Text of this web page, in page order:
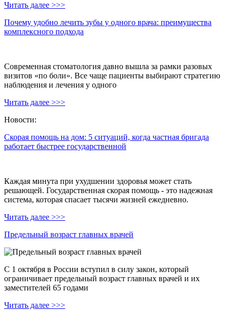
Читать далее >>>
Почему удобно лечить зубы у одного врача: преимущества
комплексного подхода
Современная стоматология давно вышла за рамки разовых
визитов «по боли». Все чаще пациенты выбирают стратегию
наблюдения и лечения у одного
Читать далее >>>
Новости:
Скорая помощь на дом: 5 ситуаций, когда частная бригада
работает быстрее государственной
Каждая минута при ухудшении здоровья может стать
решающей. Государственная скорая помощь - это надежная
система, которая спасает тысячи жизней ежедневно.
Читать далее >>>
Предельный возраст главных врачей
С 1 октября в России вступил в силу закон, который
ограничивает предельный возраст главных врачей и их
заместителей 65 годами
Читать далее >>>